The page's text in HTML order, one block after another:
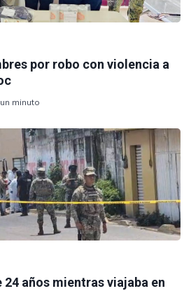
por robo con violencia a
minuto
24 años mientras viajaba en